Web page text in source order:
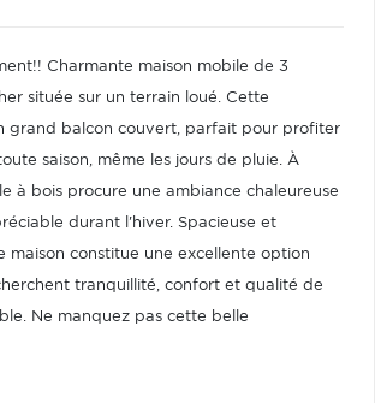
Charmante maison mobile de 3
située sur un terrain loué. Cette
grand balcon couvert, parfait pour profiter
saison, même les jours de pluie. À
à bois procure une ambiance chaleureuse
durant l'hiver. Spacieuse et
maison constitue une excellente option
tranquillité, confort et qualité de
Ne manquez pas cette belle